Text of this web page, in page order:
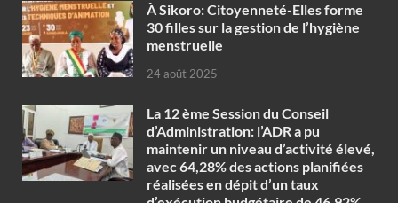
À Sikoro: Citoyenneté-Elles forme
30 filles sur la gestion de l’hygiène
menstruelle
24 août 2025
La 12 ème Session du Conseil
d’Administration: l’ADR a pu
maintenir un niveau d’activité élevé,
avec 64,28% des actions planifiées
réalisées en dépit d’un taux